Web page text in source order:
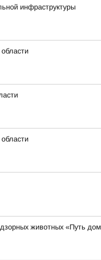
инфраструктуры
животных «Путь